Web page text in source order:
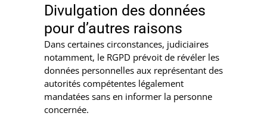
Divulgation des données
pour d’autres raisons
Dans certaines circonstances, judiciaires
notamment, le RGPD prévoit de révéler les
données personnelles aux représentant des
autorités compétentes légalement
mandatées sans en informer la personne
concernée.